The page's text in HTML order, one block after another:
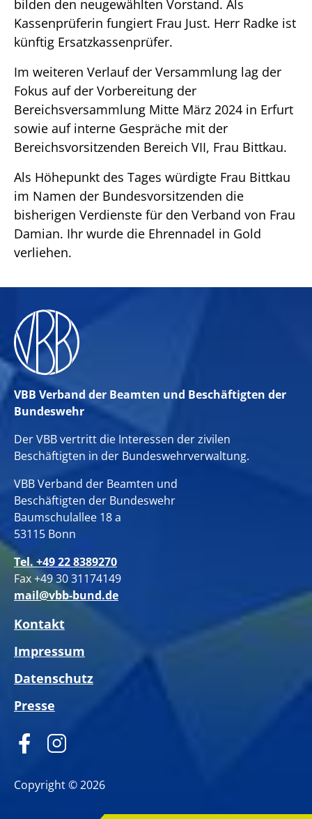
bilden den neugewählten Vorstand. Als
Kassenprüferin fungiert Frau Just. Herr Radke ist
künftig Ersatzkassenprüfer.
Im weiteren Verlauf der Versammlung lag der
Fokus auf der Vorbereitung der
Bereichsversammlung Mitte März 2024 in Erfurt
sowie auf interne Gespräche mit der
Bereichsvorsitzenden Bereich VII, Frau Bittkau.
Als Höhepunkt des Tages würdigte Frau Bittkau
im Namen der Bundesvorsitzenden die
bisherigen Verdienste für den Verband von Frau
Damian. Ihr wurde die Ehrennadel in Gold
verliehen.
VBB Verband der Beamten und Beschäftigten der
Bundeswehr
Der VBB vertritt die Interessen der zivilen
Beschäftigten in der Bundeswehrverwaltung.
VBB Verband der Beamten und
Beschäftigten der Bundeswehr
Baumschulallee 18 a
53115 Bonn
Tel. +49 22 8389270
Fax +49 30 31174149
mail@vbb-bund.de
Kontakt
Impressum
Datenschutz
Presse
Copyright © 2026